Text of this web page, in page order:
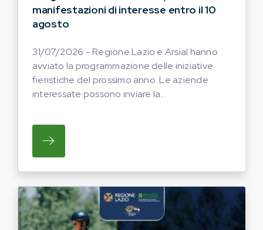
manifestazioni di interesse entro il 10
agosto
31/07/2026 - Regione Lazio e Arsial hanno
avviato la programmazione delle iniziative
fieristiche del prossimo anno. Le aziende
interessate possono inviare la...
SU REGIONE LAZIO E ARSIAL HANNO